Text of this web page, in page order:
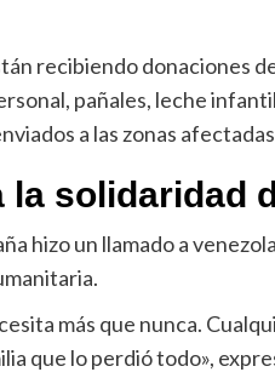
recibiendo donaciones
pañales, leche
a las zonas
la solidaridad
hizo un llamado a
más que nunca.
que lo perdió todo»,